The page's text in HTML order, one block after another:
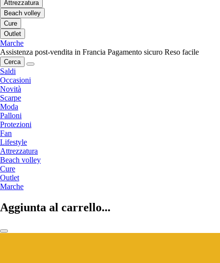
Attrezzatura
Beach volley
Cure
Outlet
Marche
Assistenza post-vendita in Francia Pagamento sicuro Reso facile
Cerca
Saldi
Occasioni
Novità
Scarpe
Moda
Palloni
Protezioni
Fan
Lifestyle
Attrezzatura
Beach volley
Cure
Outlet
Marche
Aggiunta al carrello...